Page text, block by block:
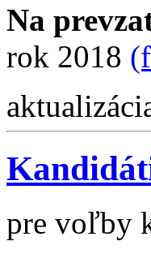
Na
rok 2018
pre voľby